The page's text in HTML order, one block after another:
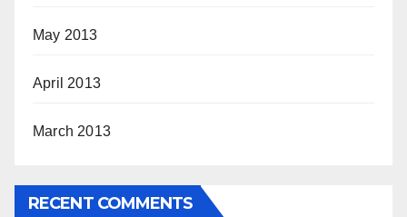
May 2013
April 2013
March 2013
RECENT COMMENTS